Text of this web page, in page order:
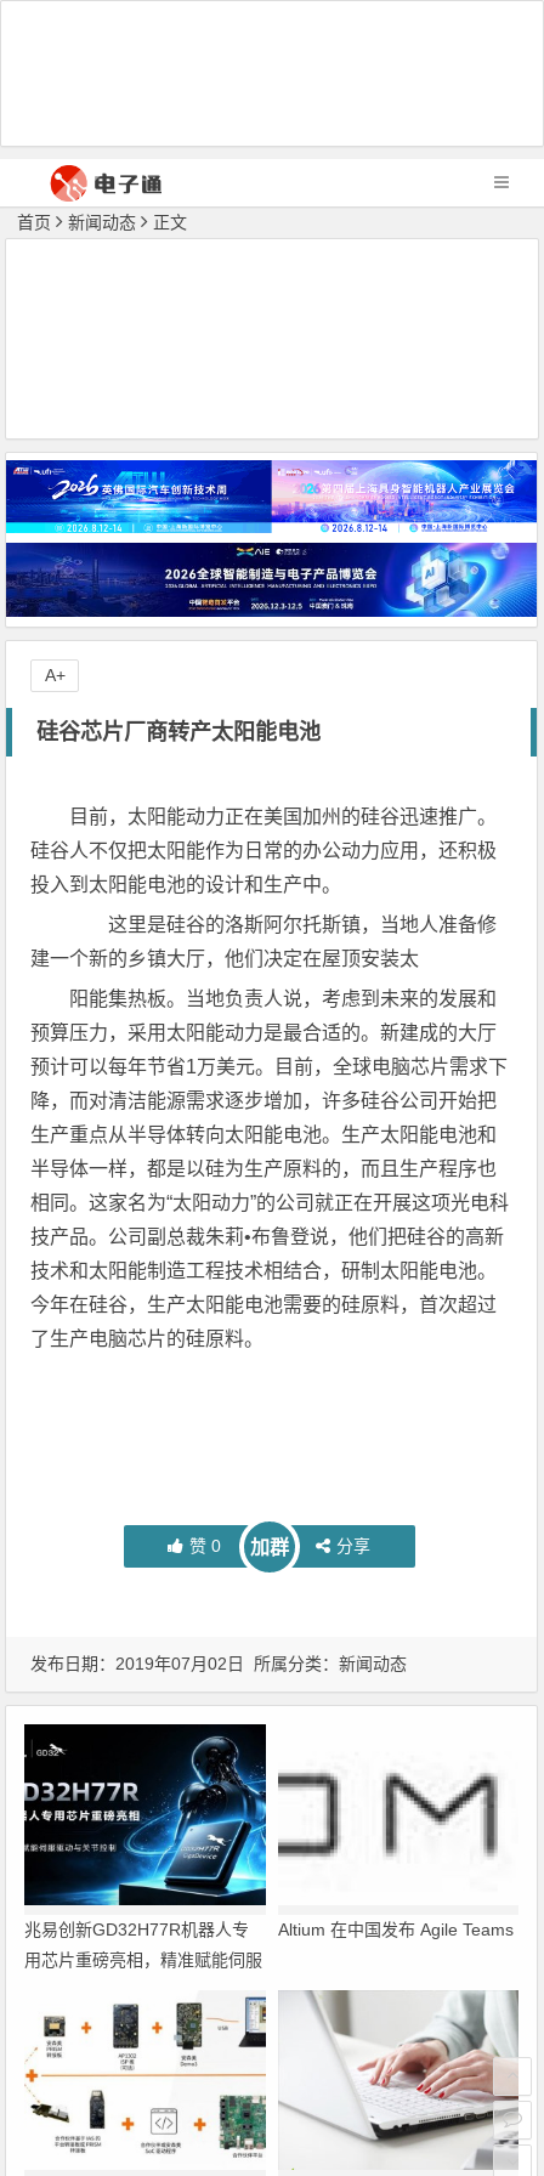
首页 新闻动态 正文
硅谷芯片厂商转产太阳能电池
目前，太阳能动力正在美国加州的硅谷迅速推广。
硅谷人不仅把太阳能作为日常的办公动力应用，还积极
投入到太阳能电池的设计和生产中。
这里是硅谷的洛斯阿尔托斯镇，当地人准备修
建一个新的乡镇大厅，他们决定在屋顶安装太
阳能集热板。当地负责人说，考虑到未来的发展和
预算压力，采用太阳能动力是最合适的。新建成的大厅
预计可以每年节省1万美元。目前，全球电脑芯片需求下
降，而对清洁能源需求逐步增加，许多硅谷公司开始把
生产重点从半导体转向太阳能电池。生产太阳能电池和
半导体一样，都是以硅为生产原料的，而且生产程序也
相同。这家名为“太阳动力”的公司就正在开展这项光电科
技产品。公司副总裁朱莉•布鲁登说，他们把硅谷的高新
技术和太阳能制造工程技术相结合，研制太阳能电池。
今年在硅谷，生产太阳能电池需要的硅原料，首次超过
了生产电脑芯片的硅原料。
赞 0 加群 分享
A+
发布日期：2019年07月02日 所属分类：新闻动态
兆易创新GD32H77R机器人专
用芯片重磅亮相，精准赋能伺服
Altium 在中国发布 Agile Teams